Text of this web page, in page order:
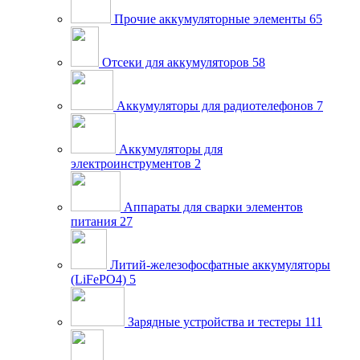
Прочие аккумуляторные элементы 65
Отсеки для аккумуляторов 58
Аккумуляторы для радиотелефонов 7
Аккумуляторы для
электроинструментов 2
Аппараты для сварки элементов
питания 27
Литий-железофосфатные аккумуляторы
(LiFePO4) 5
Зарядные устройства и тестеры 111